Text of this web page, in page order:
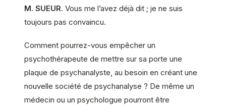
M. SUEUR. Vous me l’avez déjà dit ; je ne suis
toujours pas convaincu.
Comment pourrez-vous empêcher un
psychothérapeute de mettre sur sa porte une
plaque de psychanalyste, au besoin en créant une
nouvelle société de psychanalyse ? De même un
médecin ou un psychologue pourront être